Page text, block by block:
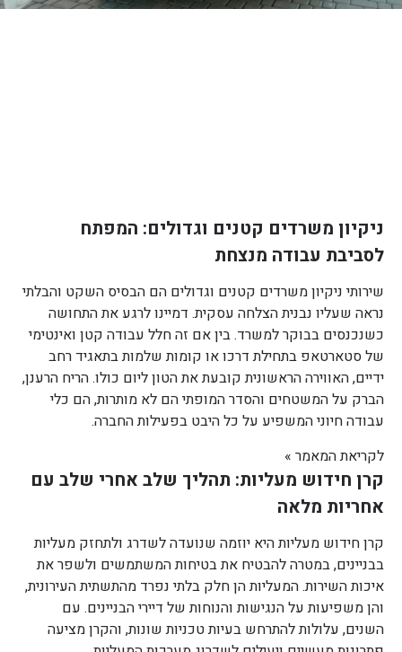
ניקיון משרדים קטנים וגדולים: המפתח
לסביבת עבודה מנצחת
שירותי ניקיון משרדים קטנים וגדולים הם הבסיס השקט והבלתי
נראה שעליו נבנית הצלחה עסקית. דמיינו לרגע את התחושה
כשנכנסים בבוקר למשרד. בין אם זה חלל עבודה קטן ואינטימי
של סטארטאפ בתחילת דרכו או קומות שלמות בתאגיד רחב
ידיים, האווירה הראשונית קובעת את הטון ליום כולו. הריח הרענן,
הברק על המשטחים והסדר המופתי הם לא מותרות, הם כלי
עבודה חיוני המשפיע על כל היבט בפעילות החברה.
לקריאת המאמר »
קרן חידוש מעליות: תהליך שלב אחרי שלב עם
אחריות מלאה
קרן חידוש מעליות היא יוזמה שנועדה לשדרג ולתחזק מעליות
בבניינים, במטרה להבטיח את בטיחות המשתמשים ולשפר את
איכות השירות. המעליות הן חלק בלתי נפרד מהתשתית העירונית,
והן משפיעות על הנגישות והנוחות של דיירי הבניינים. עם
השנים, עלולות להתרחש בעיות טכניות שונות, והקרן מציעה